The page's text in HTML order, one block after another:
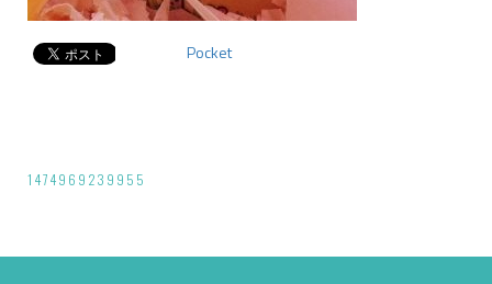
Pocket
投
ナ
1474969239955